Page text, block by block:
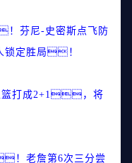
芬尼-史密斯点飞防
定胜局！
篮打成2+1，将
！老詹第6次三分尝